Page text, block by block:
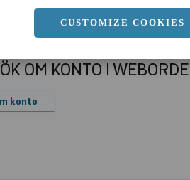
CUSTOMIZE COOKIES
OM KONTO I
konto